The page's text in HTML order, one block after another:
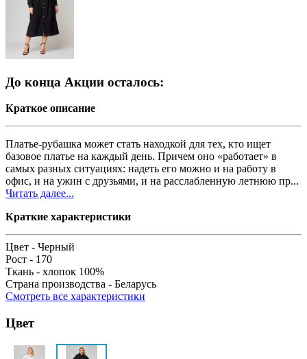
До конца Акции осталось:
Краткое описание
Платье-рубашка может стать находкой для тех, кто ищет
базовое платье на каждый день. Причем оно «работает» в
самых разных ситуациях: надеть его можно и на работу в
офис, и на ужин с друзьями, и на расслабленную летнюю пр...
Читать далее...
Краткие характеристики
Цвет - Черный
Рост - 170
Ткань - хлопок 100%
Страна производства - Беларусь
Смотреть все характеристики
Цвет